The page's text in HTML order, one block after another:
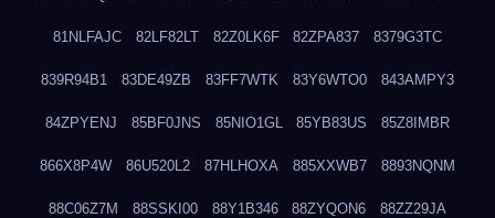
81NLFAJC 82LF82LT 82Z0LK6F 82ZPA837 8379G3TC
839R94B1 83DE49ZB 83FF7WTK 83Y6WTO0 843AMPY3
84ZPYENJ 85BF0JNS 85NIO1GL 85YB83US 85Z8IMBR
866X8P4W 86U520L2 87HLHOXA 885XXWB7 8893NQNM
88C06Z7M 88SSKI00 88Y1B346 88ZYQON6 88ZZ29JA